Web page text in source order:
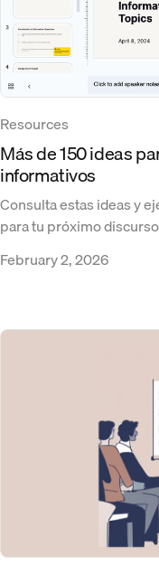
Resources
Más de 150 ideas
informativos
Consulta estas ideas y
para tu próximo
February 2, 2026